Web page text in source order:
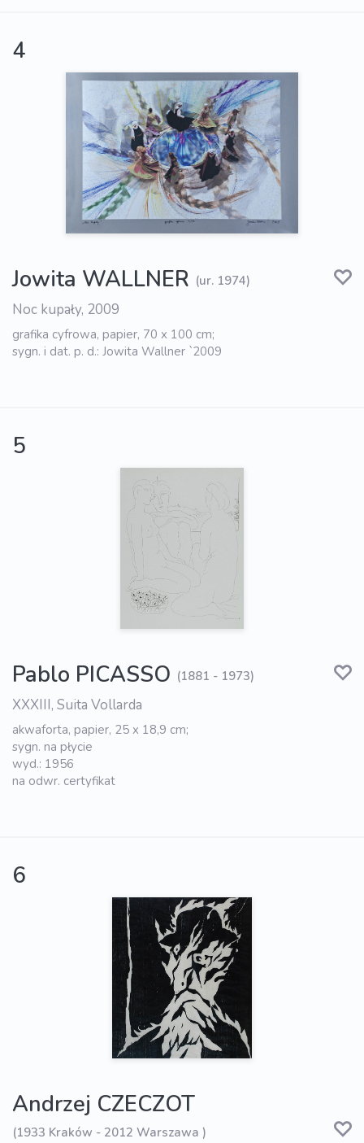
4
Jowita WALLNER (ur. 1974)
Noc kupały, 2009
grafika cyfrowa, papier, 70 x 100 cm;
sygn. i dat. p. d.: Jowita Wallner `2009
5
Pablo PICASSO (1881 - 1973)
XXXIII, Suita Vollarda
akwaforta, papier, 25 x 18,9 cm;
sygn. na płycie
wyd.: 1956
na odwr. certyfikat
6
Andrzej CZECZOT
(1933 Kraków - 2012 Warszawa )